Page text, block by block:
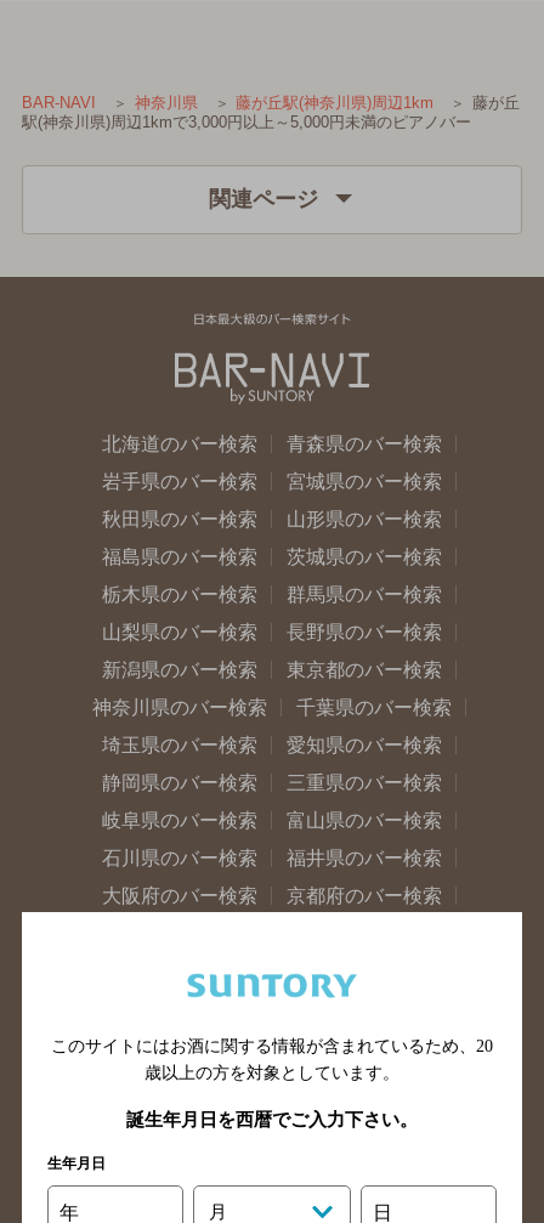
BAR-NAVI 神奈川県 藤が丘駅(神奈川県)周辺1km
藤が丘
駅(神奈川県)周辺1kmで3,000円以上～5,000円未満のピアノバー
関連ページ
北海道のバー検索
青森県のバー検索
岩手県のバー検索
宮城県のバー検索
秋田県のバー検索
山形県のバー検索
福島県のバー検索
茨城県のバー検索
栃木県のバー検索
群馬県のバー検索
山梨県のバー検索
長野県のバー検索
新潟県のバー検索
東京都のバー検索
神奈川県のバー検索
千葉県のバー検索
埼玉県のバー検索
愛知県のバー検索
静岡県のバー検索
三重県のバー検索
岐阜県のバー検索
富山県のバー検索
石川県のバー検索
福井県のバー検索
大阪府のバー検索
京都府のバー検索
滋賀県のバー検索
和歌山県のバー検索
山口県のバー検索
鳥取県のバー検索
島根県のバー検索
徳島県のバー検索
香川県のバー検索
愛媛県のバー検索
高知県のバー検索
長崎県のバー検索
佐賀県のバー検索
このサイトにはお酒に関する情報が含まれているため、 20
歳以上の方を対象としています。
誕生年月日を西暦でご入力下さい。
生年月日
年 月 日